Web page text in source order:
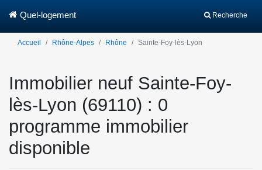
Recherche
Quel-logement
Accueil Rhône-Alpes Rhône Sainte-Foy-lès-Lyon
Immobilier neuf Sainte-Foy-
lès-Lyon (69110) : 0
programme immobilier
disponible